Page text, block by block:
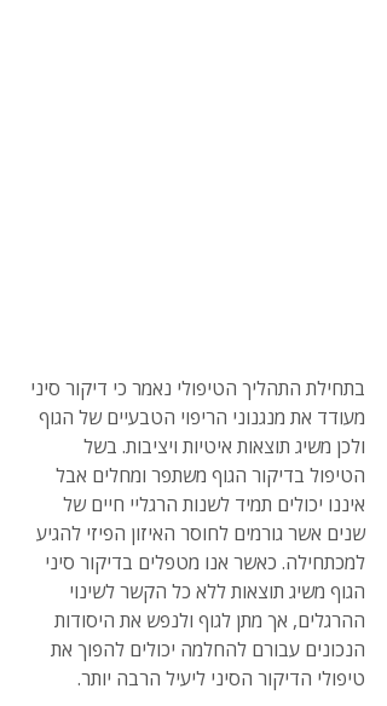
בתחילת התהליך הטיפולי נאמר כי דיקור סיני
מעודד את מנגנוני הריפוי הטבעיים של הגוף
ולכן משיג תוצאות איטיות ויציבות. בשל
הטיפול בדיקור הגוף משתפר ומחלים אבל
איננו יכולים תמיד לשנות הרגליי חיים של
שנים אשר גורמים לחוסר האיזון הפיזי להגיע
למכתחילה. כאשר אנו מטפלים בדיקור סיני
הגוף משיג תוצאות ללא כל הקשר לשינוי
ההרגלים, אך מתן לגוף ולנפש את היסודות
הנכונים עבורם להחלמה יכולים להפוך את
טיפולי הדיקור הסיני ליעיל הרבה יותר.